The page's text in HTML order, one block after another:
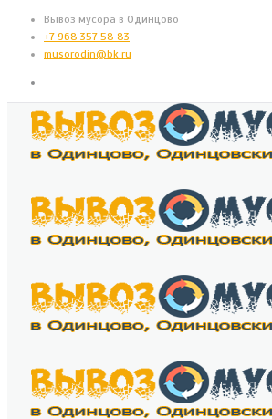
Вывоз мусора в Одинцово
+7 968 357 58 83
musorodin@bk.ru